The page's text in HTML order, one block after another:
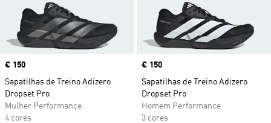
Price
€ 150
Sapatilhas de Treino Adizero
Dropset Pro
Mulher Performance
4 cores
Price
€ 150
Sapatilhas de Treino Adizero
Dropset Pro
Homem Performance
3 cores